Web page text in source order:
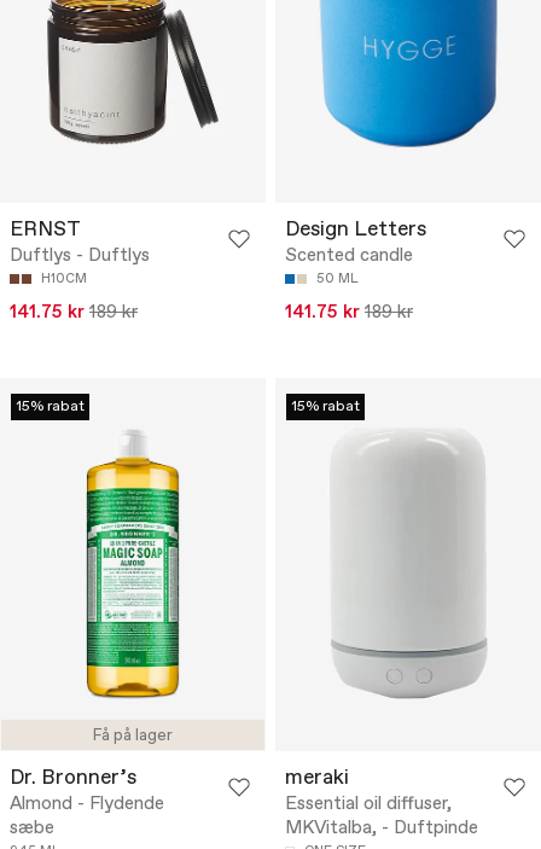
ERNST
Duftlys - Duftlys
H10CM
141.75 kr 189 kr
Design Letters
Scented candle
50 ML
141.75 kr 189 kr
Få på lager
15% rabat
Dr. Bronner’s
Almond - Flydende
sæbe
15% rabat
meraki
Essential oil diffuser,
MKVitalba, - Duftpinde